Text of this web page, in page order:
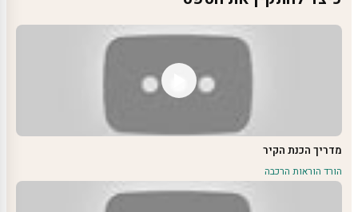
מדריך הכנת הקיר
הורד הוראות הרכבה